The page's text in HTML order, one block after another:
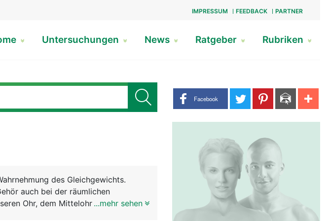
IMPRESSUM FEEDBACK PARTNER
Untersuchungen News Ratgeber Rubriken
Share buttons
Facebook
des Gleichgewichts.
auch bei der räumlichen
Ohr, dem Mittelohr und dem
...mehr sehen